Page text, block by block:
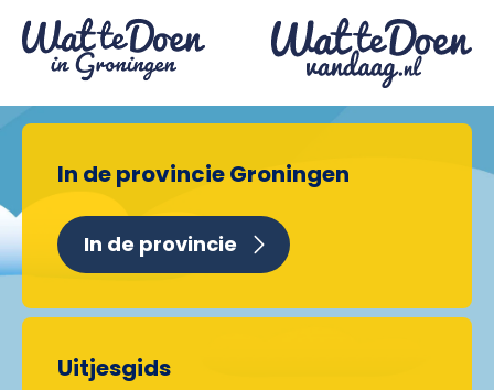
In de provincie Groningen
In de provincie
Uitjesgids